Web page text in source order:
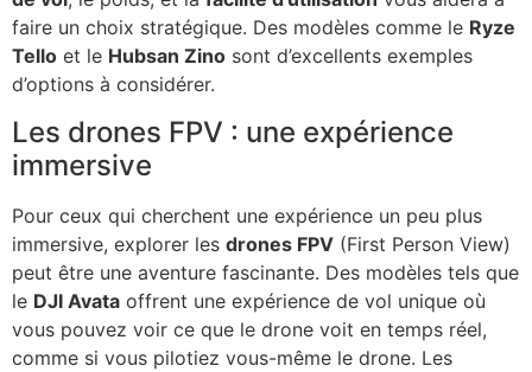
faire un choix stratégique. Des modèles comme le Ryze
Tello et le Hubsan Zino sont d’excellents exemples
d’options à considérer.
Les drones FPV : une expérience
immersive
Pour ceux qui cherchent une expérience un peu plus
immersive, explorer les drones FPV (First Person View)
peut être une aventure fascinante. Des modèles tels que
le DJI Avata offrent une expérience de vol unique où
vous pouvez voir ce que le drone voit en temps réel,
comme si vous pilotiez vous-même le drone. Les